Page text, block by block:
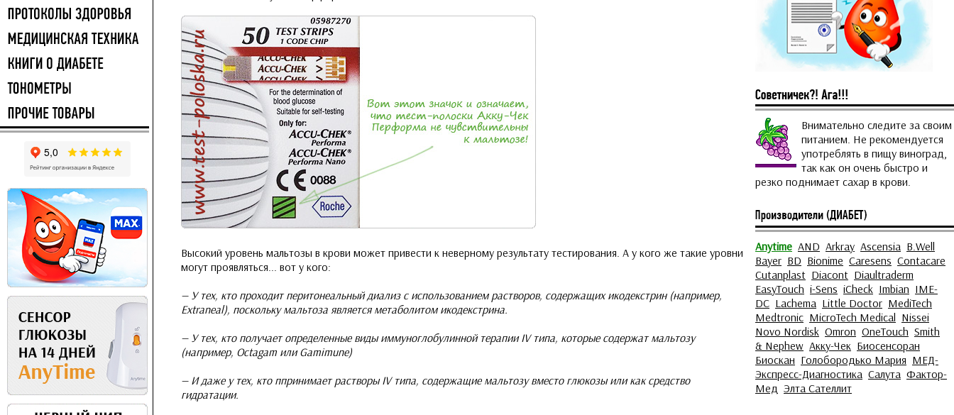
Высокий уровень мальтозы в крови может привести к неверному результату тестирования. А у кого же такие уровни
могут проявляться... вот у кого:
— У тех, кто проходит перитонеальный диализ с использованием растворов, содержащих икодекстрин (например,
Extraneal), поскольку мальтоза является метаболитом икодекстрина.
— У тех, кто получает определенные виды иммуноглобулинной терапии IV типа, которые содержат мальтозу
(например, Octagam или Gamimune)
— И даже у тех, кто ппринимает растворы IV типа, содержащие мальтозу вместо глюкозы или как средство
гидратации.
Внимательно следите за своим
питанием. Не рекомендуется
употреблять в пищу виноград,
так как он очень быстро и
резко поднимает сахар в крови.
Anytime AND Arkray Ascensia B.Well
Bayer BD Bionime Caresens Contacare
Cutanplast Diacont Diaultraderm
EasyTouch i-Sens iCheck Imbian IME-
DC Lachema Little Doctor MediTech
Medtronic MicroTech Medical Nissei
Novo Nordisk Omron OneTouch Smith
& Nephew Акку-Чек Биосенсоран
Биоскан Голобородько Мария МЕД-
Экспресс-Диагностика Салута Фактор-
Мед Элта Сателлит